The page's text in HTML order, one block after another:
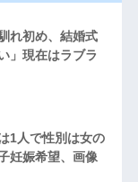
れ初め、結婚式
」現在はラブラ
1人で性別は女の
妊娠希望、画像